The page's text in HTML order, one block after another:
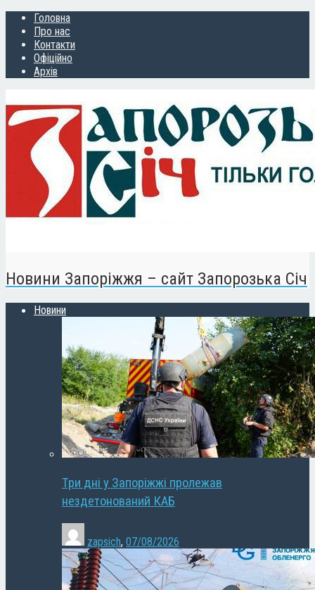
Головна
Про нас
Контакти
Офіційно
Архів
Новини Запоріжжя – сайт Запорозька Січ
Новини
Три дні у Запоріжжі пролежав
нездетонований КАБ
zapsich, 07/08/2026